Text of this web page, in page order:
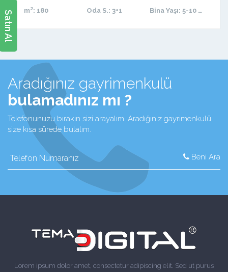
Satın Al m²: 180 Oda S.: 3+1 Bina Yaşı: 5-10 arası
Aradığınız gayrimenkulü
bulamadınız mı ?
Telefonunuzu bırakın sizi arayalım. Aradığınız gayrimenkulü
size kısa sürede bulalım.
Beni Ara
Lorem ipsum dolor amet, consectetur adipiscing elit. Sed ut purus